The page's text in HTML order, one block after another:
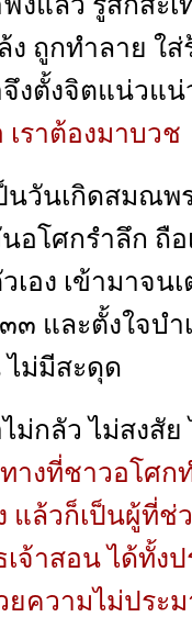
ถูกทำลาย ใส่
จึงตั้งจิตแน่วแ
ราต้องมาบวช
นวันเกิดสมณ
นอโศกรำลึก ถื
เอง เข้ามาจ
๓ และตั้งใจบำ
ม่มีสะดุด
ม่กลัว ไม่สงสั
างที่ชาวอโศก
แล้วก็เป็นผู้ที่ช่
จ้าสอน ได้ทั้ง
ความไม่ประม